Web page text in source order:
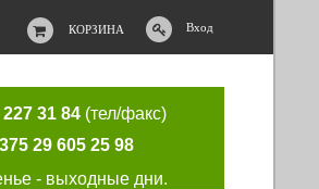
КОРЗИНА Вход
227 31 84 (тел/факс)
29 605 25 98
- выходные дни.